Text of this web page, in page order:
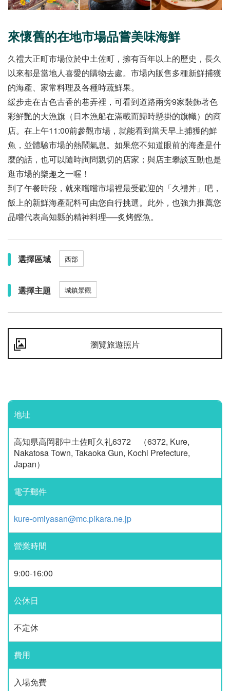
來懷舊的在地市場品嘗美味海鮮
久禮大正町市場位於中土佐町，擁有百年以上的歷史，長久
以來都是當地人喜愛的購物去處。市場內販售多種新鮮捕獲
的海產、家常料理及各種時蔬鮮果。
緩步走在古色古香的巷弄裡，可看到道路兩旁9家裝飾著色
彩鮮艷的大漁旗（日本漁船在滿載而歸時懸掛的旗幟）的商
店。在上午11:00前參觀市場，就能看到當天早上捕獲的鮮
魚，並體驗市場的熱鬧氣息。如果您不知道眼前的海產是什
麼的話，也可以隨時詢問親切的店家；與店主攀談互動也是
逛市場的樂趣之一喔！
到了午餐時段，就來嚐嚐市場裡最受歡迎的「久禮丼」吧，
飯上的新鮮海產配料可由您自行挑選。此外，也強力推薦您
品嚐代表高知縣的精神料理──炙烤鰹魚。
選擇區域 西部
選擇主題 城鎮景觀
瀏覽旅遊照片
地址
高知県高岡郡中土佐町久礼6372 （6372, Kure,
Nakatosa Town, Takaoka Gun, Kochi Prefecture,
Japan）
電子郵件
kure-omiyasan@mc.pikara.ne.jp
營業時間
9:00-16:00
公休日
不定休
費用
入場免費